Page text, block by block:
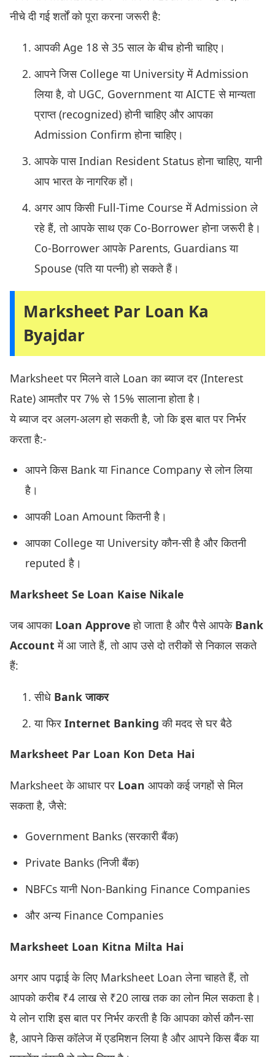
नीचे दी गई शर्तों को पूरा करना जरूरी है:
आपकी Age 18 से 35 साल के बीच होनी चाहिए।
आपने जिस College या University में Admission
लिया है, वो UGC, Government या AICTE से मान्यता
प्राप्त (recognized) होनी चाहिए और आपका
Admission Confirm होना चाहिए।
आपके पास Indian Resident Status होना चाहिए, यानी
आप भारत के नागरिक हों।
अगर आप किसी Full-Time Course में Admission ले
रहे हैं, तो आपके साथ एक Co-Borrower होना जरूरी है।
Co-Borrower आपके Parents, Guardians या
Spouse (पति या पत्नी) हो सकते हैं।
Marksheet Par Loan Ka
Byajdar
Marksheet पर मिलने वाले Loan का ब्याज दर (Interest
Rate) आमतौर पर 7% से 15% सालाना होता है।
ये ब्याज दर अलग-अलग हो सकती है, जो कि इस बात पर निर्भर
करता है:-
आपने किस Bank या Finance Company से लोन लिया
है।
आपकी Loan Amount कितनी है।
आपका College या University कौन-सी है और कितनी
reputed है।
Marksheet Se Loan Kaise Nikale
जब आपका Loan Approveहो जाता है और पैसे आपके Bank
Account में आ जाते हैं, तो आप उसे दो तरीकों से निकाल सकते
हैं:
सीधे Bank जाकर
या फिर Internet Banking की मदद से घर बैठे
Marksheet Par Loan Kon Deta Hai
Marksheet के आधार पर Loan आपको कई जगहों से मिल
सकता है, जैसे:
Government Banks (सरकारी बैंक)
Private Banks (निजी बैंक)
NBFCs यानी Non-Banking Finance Companies
और अन्य Finance Companies
Marksheet Loan Kitna Milta Hai
अगर आप पढ़ाई के लिए Marksheet Loan लेना चाहते हैं, तो
आपको करीब ₹4 लाख से ₹20 लाख तक का लोन मिल सकता है।
ये लोन राशि इस बात पर निर्भर करती है कि आपका कोर्स कौन-सा
है, आपने किस कॉलेज में एडमिशन लिया है और आपने किस बैंक या